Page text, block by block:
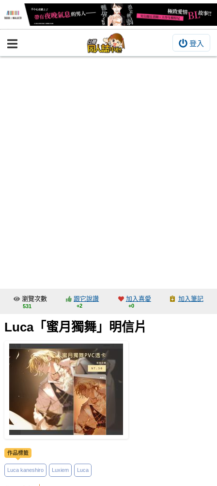
登入
BOOKY書集倉庫
交流中心
攤位轉讓區
會員中心
註冊會員
登入
瀏覽次數
531
跟它說讚
+2
加入喜愛
+0
加入筆記
Luca「蜜月獨舞」明信片
作品標籤
Luca kaneshiro Luxiem Luca